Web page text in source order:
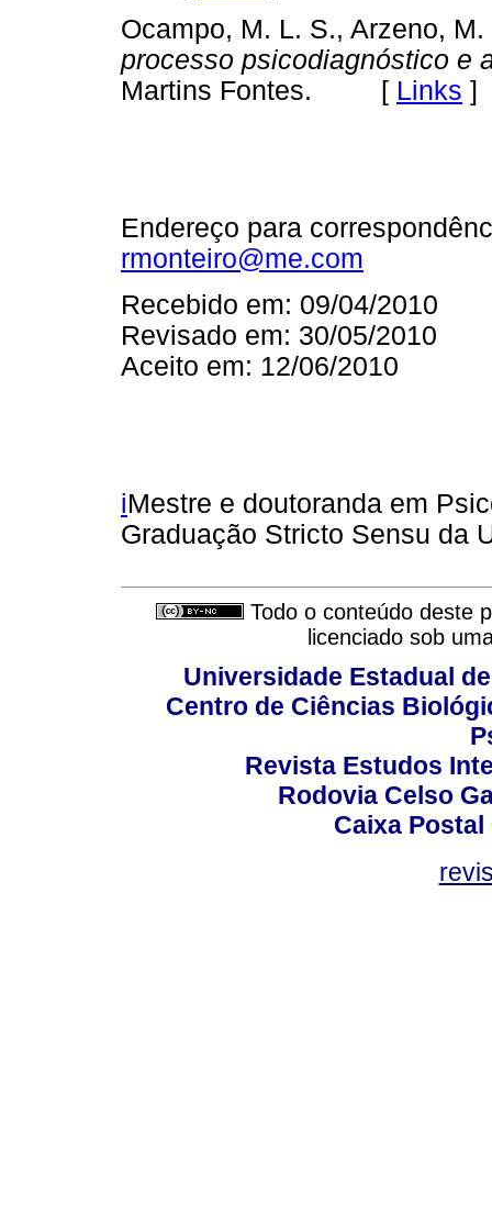
Ocampo, M. L. S., Arzeno,
processo psicodiagnóstico e
Martins Fontes. [ Links ]
Endereço para
rmonteiro@me.com
Recebido em: 09/04/2010
Revisado em: 30/05/2010
Aceito em: 12/06/2010
iMestre e doutoranda em
Graduação Stricto Sensu da
Todo o conteúdo deste
licenciado sob
Universidade Estadual
Centro de Ciências
Revista Estudos
Rodovia Celso
Caixa Postal